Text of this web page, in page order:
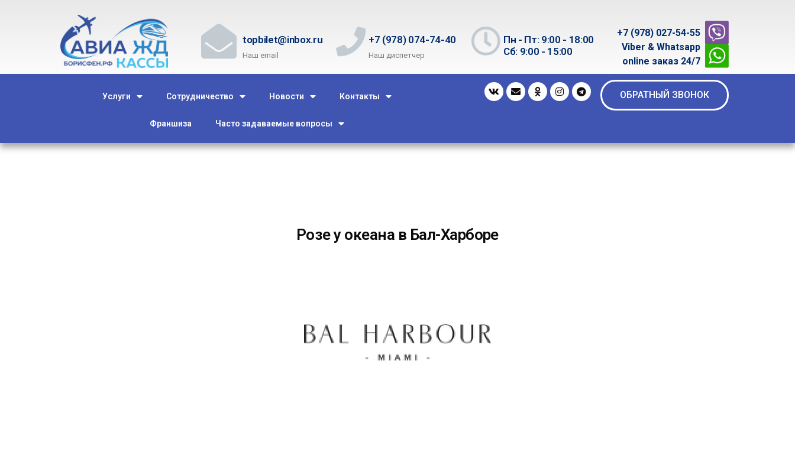
topbilet@inbox.ru
Наш email
+7 (978) 074-74-40
Наш диспетчер
Пн - Пт: 9:00 - 18:00
Сб: 9:00 - 15:00
+7 (978) 027-54-55
Viber & Whatsapp
online заказ 24/7
Услуги Сотрудничество Новости Контакты
Франшиза Часто задаваемые вопросы
ОБРАТНЫЙ ЗВОНОК
Розе у океана в Бал-Харборе